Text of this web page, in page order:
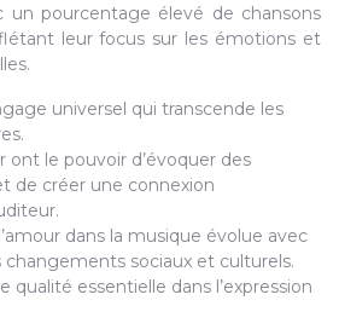
un pourcentage élevé de chansons
leur focus sur les émotions et
universel qui transcende les
ont le pouvoir d’évoquer des
de créer une connexion
dans la musique évolue avec
sociaux et culturels.
qualité essentielle dans l’expression